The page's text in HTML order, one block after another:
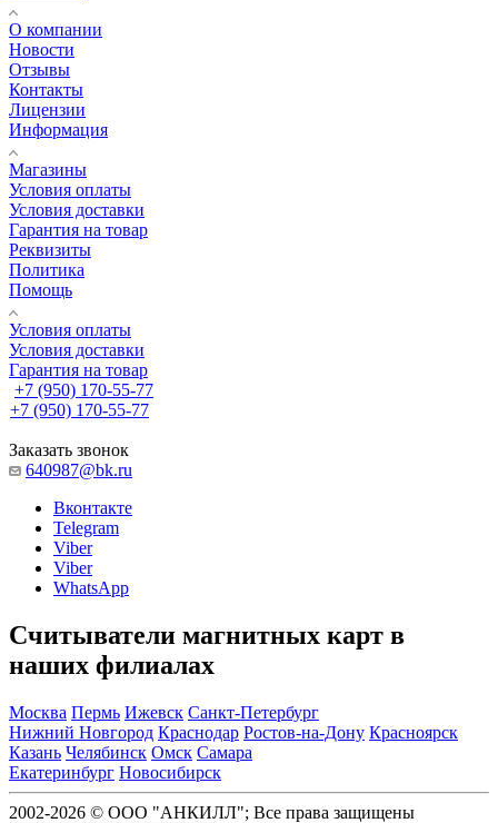
О компании
Новости
Отзывы
Контакты
Лицензии
Информация
Магазины
Условия оплаты
Условия доставки
Гарантия на товар
Реквизиты
Политика
Помощь
Условия оплаты
Условия доставки
Гарантия на товар
+7 (950) 170-55-77
+7 (950) 170-55-77
Заказать звонок
640987@bk.ru
Вконтакте
Telegram
Viber
Viber
WhatsApp
Считыватели магнитных карт в
наших филиалах
Москва Пермь Ижевск Санкт-Петербург
Нижний Новгород Краснодар Ростов-на-Дону Красноярск
Казань Челябинск Омск Самара
Екатеринбург Новосибирск
2002-2026 © ООО "АНКИЛЛ"; Все права защищены